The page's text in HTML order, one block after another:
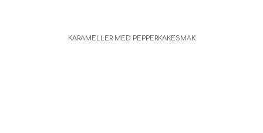
KARAMELLER MED PEPPERKAKESMAK